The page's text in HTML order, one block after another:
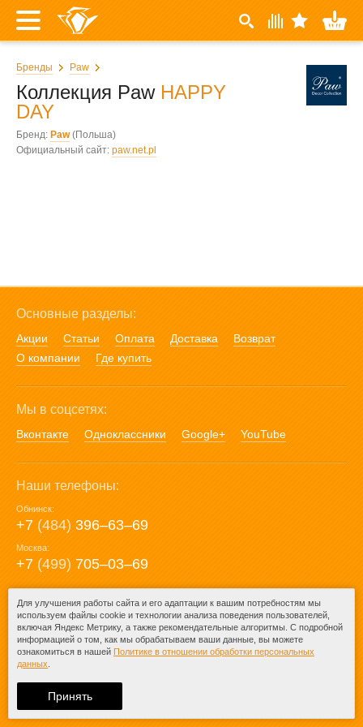
Бренды Paw
Коллекция Paw HAPPY
DAY
Бренд: Paw(Польша)
Официальный сайт: paw.net.pl
Основные разделы:
Акции Статьи Оплата Доставка
Возврат
О компании
Где купить
Мы в соцсетях:
Вконтакте Одноклассники Google+ YouTube
Наши телефоны:
Обнинск:
+7 (484) 396‒63‒69
Москва:
+7 (499) 705‒03‒69
E-mail:
mail@posuda40.ru
При любом копировании информации
ссылка на
Для улучшения работы сайта и его адаптации к вашим потребностям мы
используем файлы cookie и технологии анализа поведения пользователей,
включая Яндекс Метрику, а также рекомендательные алгоритмы. С подробной
информацией о том, как мы обрабатываем ваши данные, вы можете
ознакомиться в нашей Политике в отношении обработки персональных
данных
Принять